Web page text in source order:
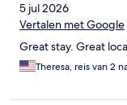
5 jul 2026
Vertalen met Google
Great stay. Great
Theresa, reis van 2